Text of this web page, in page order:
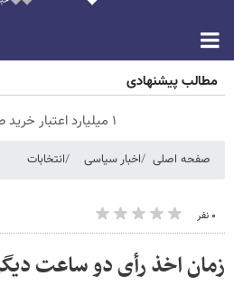
مطالب پیشنهادی
۱ میلیارد اعتبار خرید طلا | بدون ضامن و چک
صفحه اصلی اخبار سیاسی انتخابات
۰ نفر
زمان اخذ رأی دو ساعت